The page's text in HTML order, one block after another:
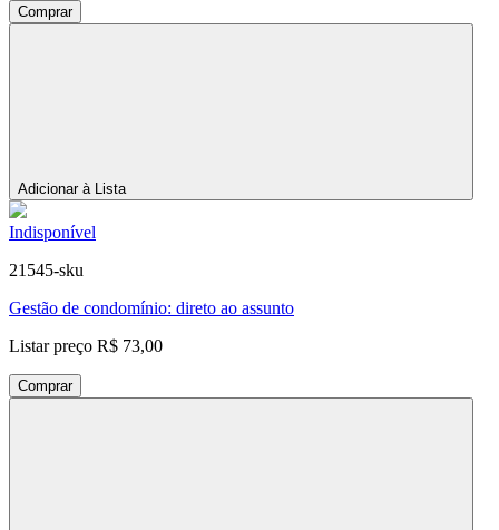
Comprar
Adicionar à Lista
Indisponível
21545-sku
Gestão de condomínio: direto ao assunto
Listar preço R$ 73,00
Comprar